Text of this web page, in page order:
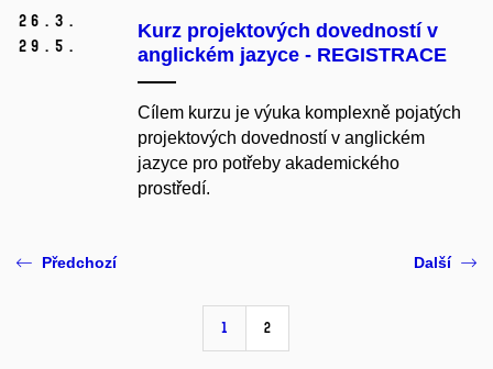
26. 3.
29. 5.
Kurz projektových dovedností v
anglickém jazyce - REGISTRACE
Cílem kurzu je výuka komplexně pojatých
projektových dovedností v anglickém
jazyce pro potřeby akademického
prostředí.
Předchozí
1 2
Další